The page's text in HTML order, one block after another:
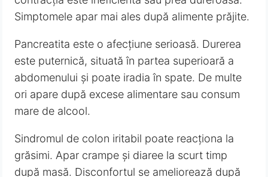
Simptomele apar mai ales după alimente prăjite.
Pancreatita este o afecțiune serioasă. Durerea
este puternică, situată în partea superioară a
abdomenului și poate iradia în spate. De multe
ori apare după excese alimentare sau consum
mare de alcool.
Sindromul de colon iritabil poate reacționa la
grăsimi. Apar crampe și diaree la scurt timp
după masă. Disconfortul se ameliorează după